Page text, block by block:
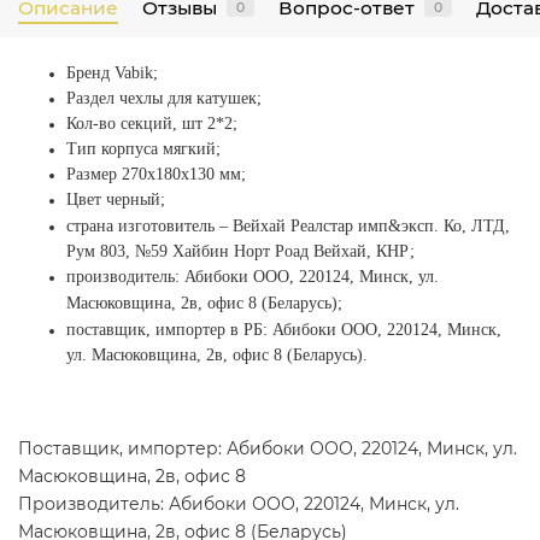
Описание Отзывы 0 Вопрос-ответ 0
Бренд Vabik;
Раздел чехлы для катушек;
Кол-во секций, шт 2*2;
Тип корпуса мягкий;
Размер 270x180x130 мм;
Цвет черный;
страна изготовитель – Вейхай Реалстар имп&эксп. Ко, ЛТД,
Рум 803, №59 Хайбин Норт Роад Вейхай, КНР;
производитель: Абибоки ООО, 220124, Минск, ул.
Масюковщина, 2в, офис 8 (Беларусь);
поставщик, импортер в РБ: Абибоки ООО, 220124, Минск,
ул. Масюковщина, 2в, офис 8 (Беларусь).
Поставщик, импортер: Абибоки ООО, 220124, Минск, ул.
Масюковщина, 2в, офис 8
Производитель: Абибоки ООО, 220124, Минск, ул.
Масюковщина, 2в, офис 8 (Беларусь)